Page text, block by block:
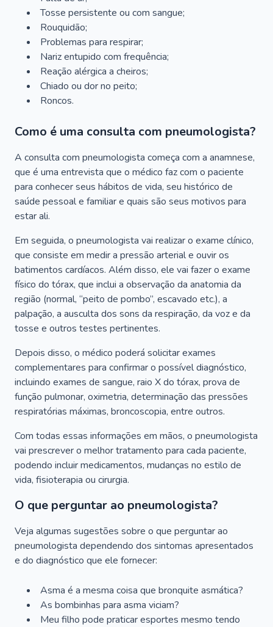
Tosse persistente ou com sangue;
Rouquidão;
Problemas para respirar;
Nariz entupido com frequência;
Reação alérgica a cheiros;
Chiado ou dor no peito;
Roncos.
Como é uma consulta com pneumologista?
A consulta com pneumologista começa com a anamnese,
que é uma entrevista que o médico faz com o paciente
para conhecer seus hábitos de vida, seu histórico de
saúde pessoal e familiar e quais são seus motivos para
estar ali.
Em seguida, o pneumologista vai realizar o exame clínico,
que consiste em medir a pressão arterial e ouvir os
batimentos cardíacos. Além disso, ele vai fazer o exame
físico do tórax, que inclui a observação da anatomia da
região (normal, “peito de pombo”, escavado etc.), a
palpação, a ausculta dos sons da respiração, da voz e da
tosse e outros testes pertinentes.
Depois disso, o médico poderá solicitar exames
complementares para confirmar o possível diagnóstico,
incluindo exames de sangue, raio X do tórax, prova de
função pulmonar, oximetria, determinação das pressões
respiratórias máximas, broncoscopia, entre outros.
Com todas essas informações em mãos, o pneumologista
vai prescrever o melhor tratamento para cada paciente,
podendo incluir medicamentos, mudanças no estilo de
vida, fisioterapia ou cirurgia.
O que perguntar ao pneumologista?
Veja algumas sugestões sobre o que perguntar ao
pneumologista dependendo dos sintomas apresentados
e do diagnóstico que ele fornecer:
Asma é a mesma coisa que bronquite asmática?
As bombinhas para asma viciam?
Meu filho pode praticar esportes mesmo tendo